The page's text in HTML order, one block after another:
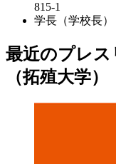
815-1
学長（学校長）
最近のプレス
（拓殖大学）